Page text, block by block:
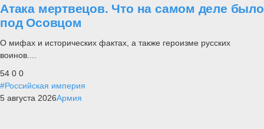
Атака мертвецов. Что на самом деле было
под Осовцом
О мифах и исторических фактах, а также героизме русских
воинов....
54 0 0
#Российская империя
5 августа 2026Армия